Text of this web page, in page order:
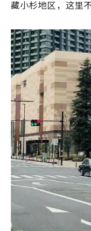
藏小杉地区，这里